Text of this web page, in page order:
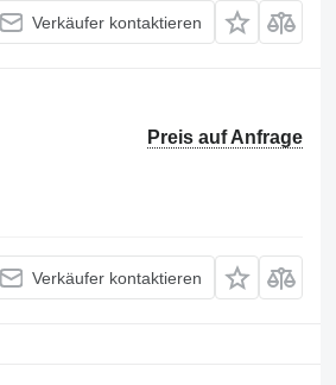
Verkäufer kontaktieren
Preis auf Anfrage
Verkäufer kontaktieren